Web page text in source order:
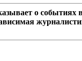
о